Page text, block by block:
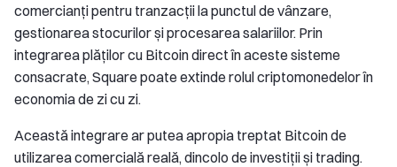
comercianți pentru tranzacții la punctul de vânzare,
gestionarea stocurilor și procesarea salariilor. Prin
integrarea plăților cu Bitcoin direct în aceste sisteme
consacrate, Square poate extinde rolul criptomonedelor în
economia de zi cu zi.
Această integrare ar putea apropia treptat Bitcoin de
utilizarea comercială reală, dincolo de investiții și trading.